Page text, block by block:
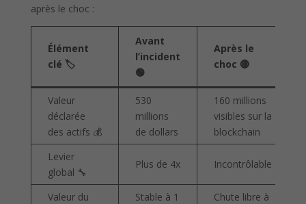
après le choc :
Élément
clé 🏷️
Avant
l’incident
🟢
Après le
choc 🔴
Valeur
déclarée
des actifs 💰
530
millions
de dollars
160 millions
visibles sur la
blockchain
Levier
global 🔧
Plus de 4x Incontrôlable
Valeur du
Stable à 1
Chute libre à